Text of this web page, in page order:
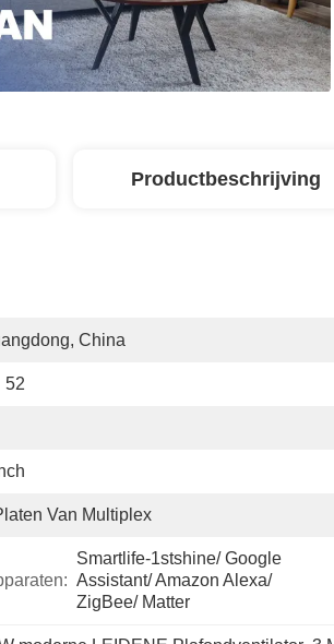
Productbeschrijving
China
52
Van Multiplex
Smartlife-1stshine/ Google
Assistant/ Amazon Alexa/
ZigBee/ Matter